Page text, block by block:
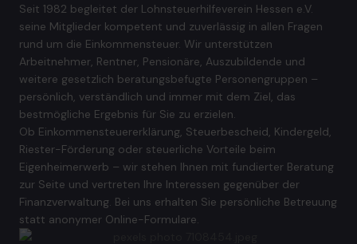
Seit 1982 begleitet der Lohnsteuerhilfeverein Hessen e.V.
seine Mitglieder kompetent und zuverlässig in allen Fragen
rund um die Einkommensteuer. Wir unterstützen
Arbeitnehmer, Rentner, Pensionäre, Auszubildende und
weitere gesetzlich beratungsbefugte Personengruppen –
persönlich, verständlich und immer mit dem Ziel, das
bestmögliche Ergebnis für Sie zu erzielen.
Ob Einkommensteuererklärung, Steuerbescheid, Kindergeld,
Riester-Förderung oder steuerliche Vorteile beim
Eigenheimerwerb – wir stehen Ihnen mit fundierter Beratung
zur Seite und vertreten Ihre Interessen gegenüber der
Finanzverwaltung. Bei uns erhalten Sie persönliche Betreuung
statt anonymer Online-Formulare.